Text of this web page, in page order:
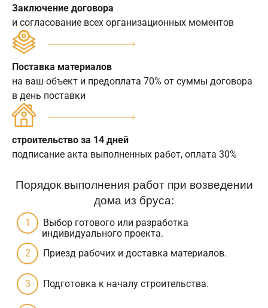
Заключение договора
и согласование всех организационных моментов
Поставка материалов
на ваш объект и предоплата 70% от суммы договора
в день поставки
строительство за 14 дней
подписание акта выполненных работ, оплата 30%
Порядок выполнения работ при возведении
дома из бруса:
Выбор готового или разработка
индивидуального проекта.
Приезд рабочих и доставка материалов.
Подготовка к началу строительства.